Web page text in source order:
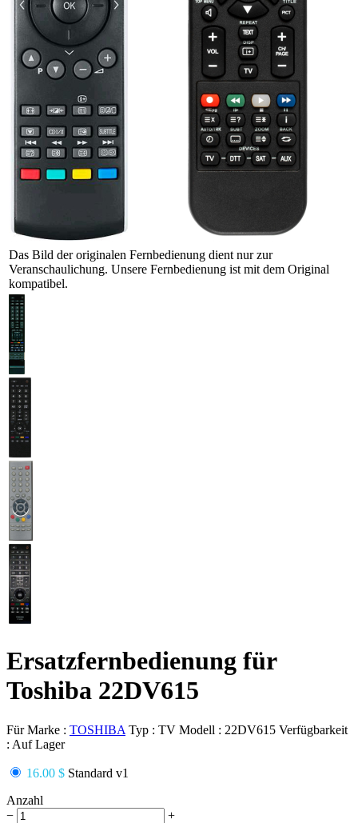
Das Bild der originalen Fernbedienung dient nur zur
Veranschaulichung. Unsere Fernbedienung ist mit dem Original
kompatibel.
Ersatzfernbedienung für
Toshiba 22DV615
Für Marke : TOSHIBA Typ : TV Modell : 22DV615 Verfügbarkeit
: Auf Lager
16.00 $ Standard v1
Anzahl
−
+